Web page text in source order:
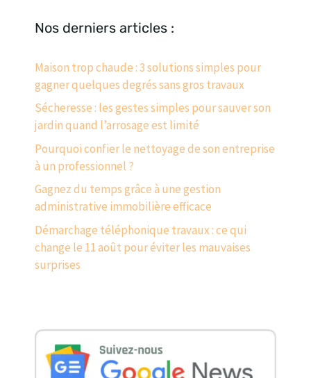
Nos derniers articles :
Maison trop chaude : 3 solutions simples pour
gagner quelques degrés sans gros travaux
Sécheresse : les gestes simples pour sauver son
jardin quand l’arrosage est limité
Pourquoi confier le nettoyage de son entreprise
à un professionnel ?
Gagnez du temps grâce à une gestion
administrative immobilière efficace
Démarchage téléphonique travaux : ce qui
change le 11 août pour éviter les mauvaises
surprises